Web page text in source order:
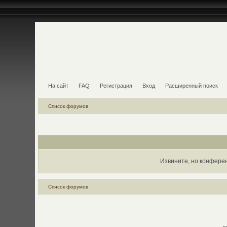
На сайт FAQ Регистрация Вход Расширенный поиск
Список форумов
Извините, но
Список форумов